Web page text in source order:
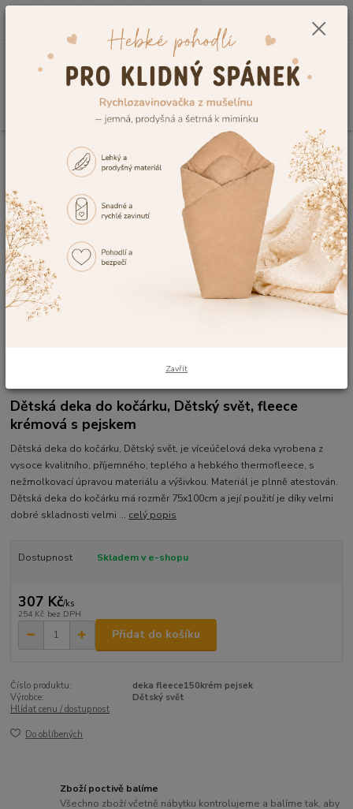
0,00 Kč
Dětské deky do kočárku Deky fleece s výšivkou
Deka do kočárku
Dětský svět fleecce krémová s pejskem
Deka do kočárku Dětský svět
fleecce krémová s pejskem
TOP produkt
Dětská deka do kočárku, Dětský svět, fleece
krémová s pejskem
Dětská deka do kočárku, Dětský svět, je víceúčelová deka vyrobena z
vysoce kvalitního, příjemného, teplého a hebkého thermofleece, s
nežmolkovací úpravou materiálu a výšivkou. Materiál je plnně atestován.
Dětská deka do kočárku má rozměr 75x100cm a její použití je díky velmi
dobré skladnosti velmi ... celý popis
Dostupnost Skladem v e-shopu
307 Kč/ks
254 Kč bez DPH
Přidat do košíku
Číslo produktu:
deka fleece150krém pejsek
Výrobce:
Dětský svět
Hlídat cenu / dostupnost
Do oblíbených
Zboží poctivě balíme
Všechno zboží včetně nábytku kontrolujeme a balíme tak, aby
Zavřít